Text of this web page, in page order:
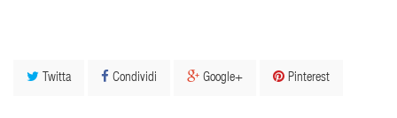
Twitta Condividi Google+ Pinterest